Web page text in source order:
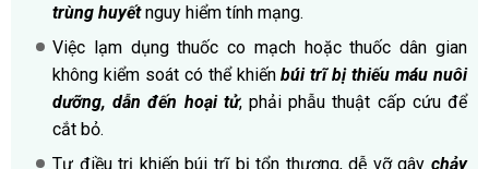
trùng huyết nguy hiểm tính mạng.
Việc lạm dụng thuốc co mạch hoặc thuốc dân gian
không kiểm soát có thể khiếnbúi trĩ bị thiếu máu nuôi
dưỡng, dẫn đến hoại tử, phải phẫu thuật cấp cứu để
cắt bỏ.
Tự điều trị khiến búi trĩ bị tổn thương, dễ vỡ gây chảy